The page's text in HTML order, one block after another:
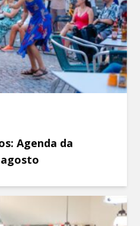
Agenda da
agosto